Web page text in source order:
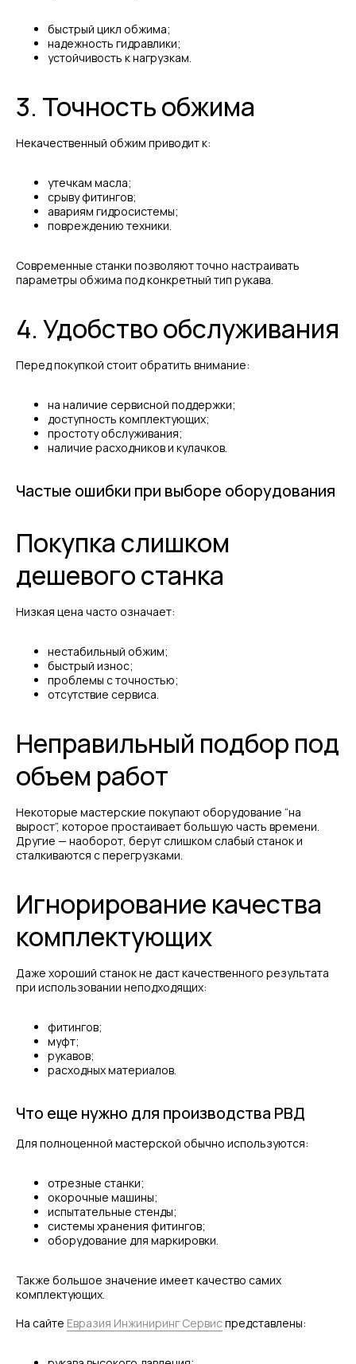
быстрый цикл обжима;
надежность гидравлики;
устойчивость к нагрузкам.
3. Точность обжима
Некачественный обжим приводит к:
утечкам масла;
срыву фитингов;
авариям гидросистемы;
повреждению техники.
Современные станки позволяют точно настраивать
параметры обжима под конкретный тип рукава.
4. Удобство обслуживания
Перед покупкой стоит обратить внимание:
на наличие сервисной поддержки;
доступность комплектующих;
простоту обслуживания;
наличие расходников и кулачков.
Частые ошибки при выборе оборудования
Покупка слишком
дешевого станка
Низкая цена часто означает:
нестабильный обжим;
быстрый износ;
проблемы с точностью;
отсутствие сервиса.
Неправильный подбор под
объем работ
Некоторые мастерские покупают оборудование “на
вырост”, которое простаивает большую часть времени.
Другие — наоборот, берут слишком слабый станок и
сталкиваются с перегрузками.
Игнорирование качества
комплектующих
Даже хороший станок не даст качественного результата
при использовании неподходящих:
фитингов;
муфт;
рукавов;
расходных материалов.
Что еще нужно для производства РВД
Для полноценной мастерской обычно используются:
отрезные станки;
окорочные машины;
испытательные стенды;
системы хранения фитингов;
оборудование для маркировки.
Также большое значение имеет качество самих
комплектующих.
На сайте Евразия Инжиниринг Сервиспредставлены: